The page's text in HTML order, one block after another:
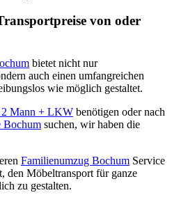
von oder
bietet nicht nur
auch einen umfangreichen
wie möglich gestaltet.
Mann + LKW benötigen oder nach
Bochum suchen, wir haben die
Familienumzug Bochum Service
den Möbeltransport für ganze
zu gestalten.